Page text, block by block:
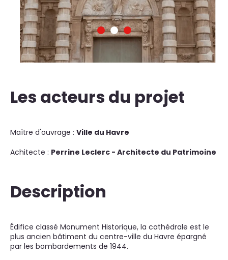
Les acteurs du projet
Maître d'ouvrage : Ville du Havre
Achitecte : Perrine Leclerc - Architecte du Patrimoine
Description
Édifice classé Monument Historique, la cathédrale est le
plus ancien bâtiment du centre-ville du Havre épargné
par les bombardements de 1944.